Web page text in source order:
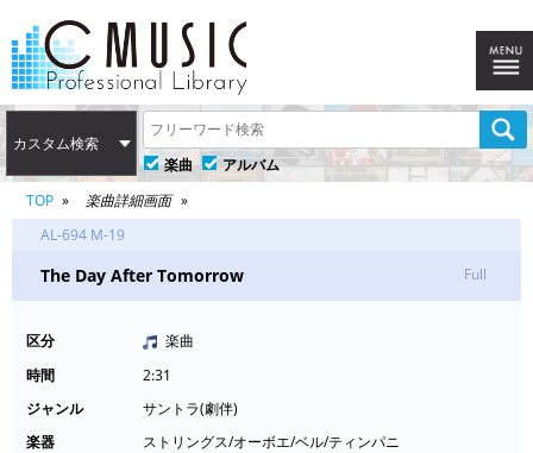
カスタム検索
楽曲
アルバム
TOP
楽曲詳細画面
AL-694 M-19
The Day After Tomorrow Full
区分
楽曲
時間
2:31
ジャンル
サントラ(劇伴)
楽器
ストリングス/オーボエ/ベル/ティンパニ